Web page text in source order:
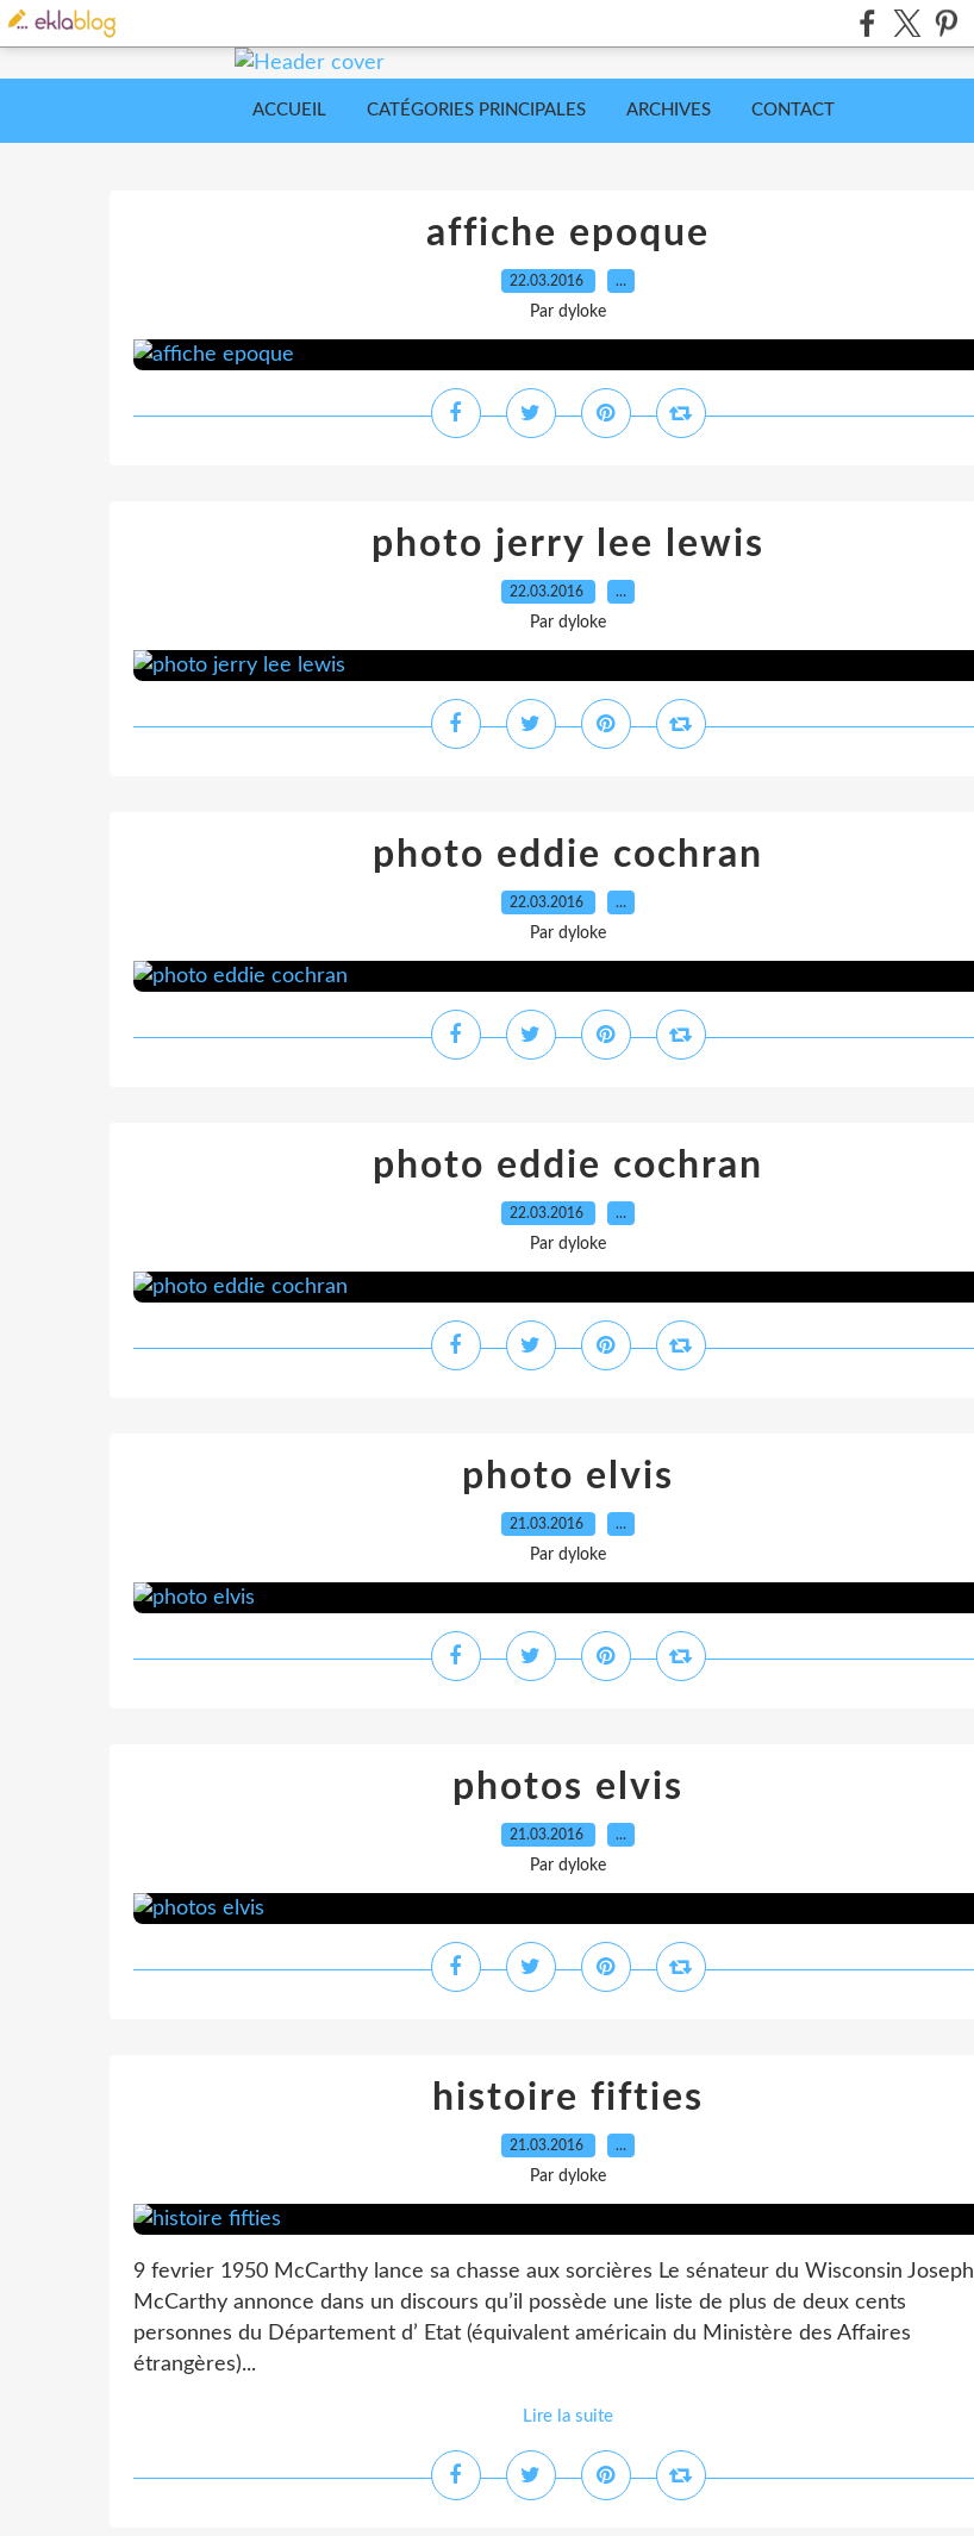
ACCUEIL CATÉGORIES PRINCIPALES ARCHIVES CONTACT
affiche epoque
22.03.2016 …
Par dyloke
photo jerry lee lewis
22.03.2016 …
Par dyloke
photo eddie cochran
22.03.2016 …
Par dyloke
photo eddie cochran
22.03.2016 …
Par dyloke
photo elvis
21.03.2016 …
Par dyloke
photos elvis
21.03.2016 …
Par dyloke
histoire fifties
21.03.2016 …
Par dyloke
9 fevrier 1950 McCarthy lance sa chasse aux sorcières Le sénateur du Wisconsin Joseph
McCarthy annonce dans un discours qu’il possède une liste de plus de deux cents
personnes du Département d’ Etat (équivalent américain du Ministère des Affaires
étrangères)...
Lire la suite